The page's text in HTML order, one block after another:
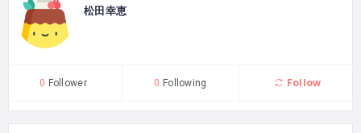
松田幸恵
0 Follower 0 Following Follow